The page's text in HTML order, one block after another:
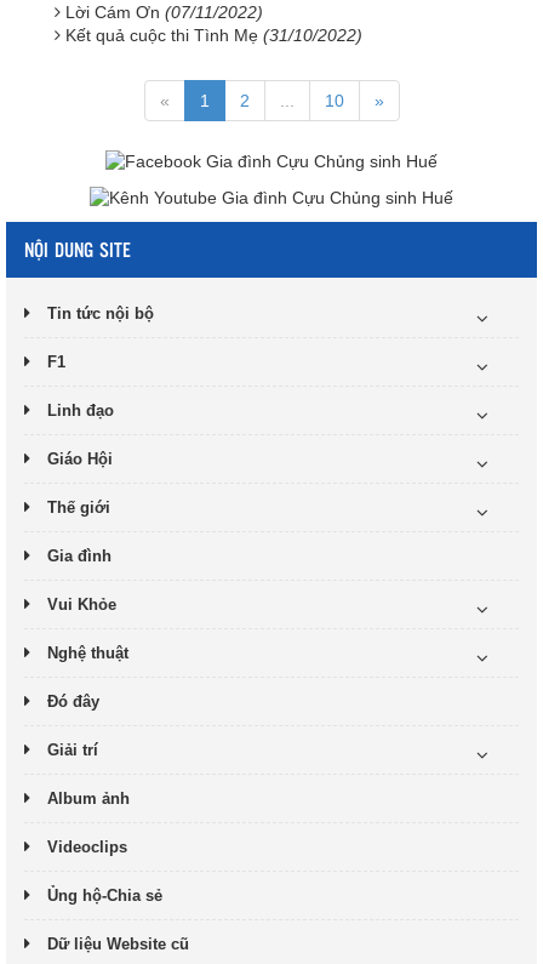
Lời Cám Ơn (07/11/2022)
Kết quả cuộc thi Tình Mẹ (31/10/2022)
« 1 2 10 »
NỘI DUNG SITE
Tin tức nội bộ
F1
Linh đạo
Giáo Hội
Thế giới
Gia đình
Vui Khỏe
Nghệ thuật
Đó đây
Giải trí
Album ảnh
Videoclips
Ủng hộ-Chia sẻ
Dữ liệu Website cũ